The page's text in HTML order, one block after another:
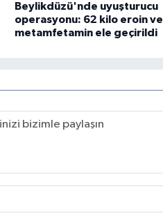
Beylikdüzü'nde uyuşturucu
operasyonu: 62 kilo eroin ve
metamfetamin ele geçirildi